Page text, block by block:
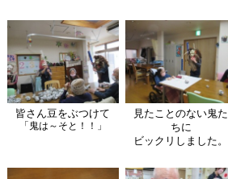
皆さん豆をぶつけて
「鬼は～そと！！」
見たことのない鬼た
ちに
ビックリしました。